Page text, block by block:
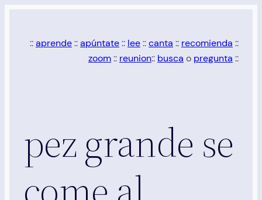
contenido
::aprende::apúntate:: lee::canta :: recomienda ::
zoom:: reunion:: busca o pregunta ::
pez grande se